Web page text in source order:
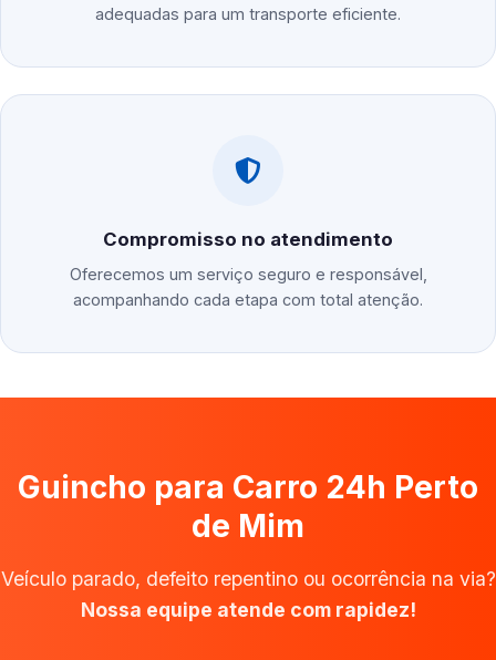
adequadas para um transporte eficiente.
Compromisso no atendimento
Oferecemos um serviço seguro e responsável,
acompanhando cada etapa com total atenção.
Guincho para Carro 24h Perto
de Mim
Veículo parado, defeito repentino ou ocorrência na via?
Nossa equipe atende com rapidez!